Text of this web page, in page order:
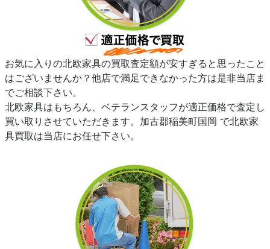
お気に入りの北欧家具の買取査定額が安すぎると思ったこと
はございませんか？他店で満足できなかった方は是非当店ま
でご相談下さい。
北欧家具はもちろん、ベテランスタッフが適正価格で査定し
買い取りさせていただきます。加古郡稲美町国岡 で北欧家
具買取は当店にお任せ下さい。